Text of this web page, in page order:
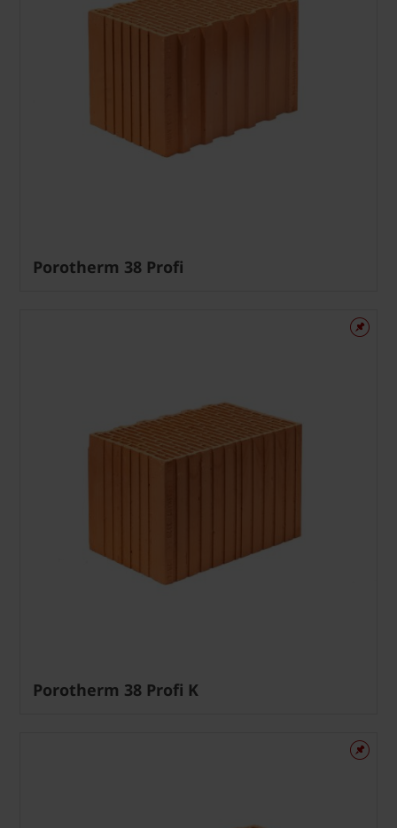
Porotherm 38 Profi
Porotherm 38 Profi K